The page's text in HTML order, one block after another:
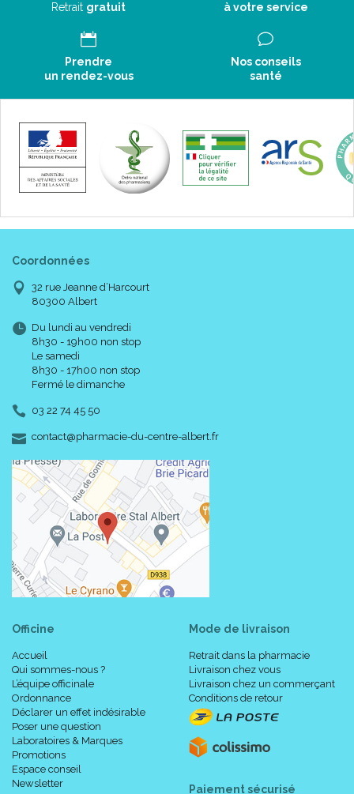
Retrait gratuit
à votre service
Prendre
un rendez-vous
Nos conseils
santé
Coordonnées
32 rue Jeanne d’Harcourt
80300 Albert
Du lundi au vendredi
8h30 - 19h00 non stop
Le samedi
8h30 - 17h00 non stop
Fermé le dimanche
03 22 74 45 50
contact-
@-
pharmacie-du-centre-albert.fr
Officine
Accueil
Qui sommes-nous ?
L’équipe officinale
Ordonnance
Déclarer un effet indésirable
Poser une question
Laboratoires & Marques
Promotions
Espace conseil
Newsletter
Mode de livraison
Retrait dans la pharmacie
Livraison chez vous
Livraison chez un commerçant
Conditions de retour
Paiement sécurisé